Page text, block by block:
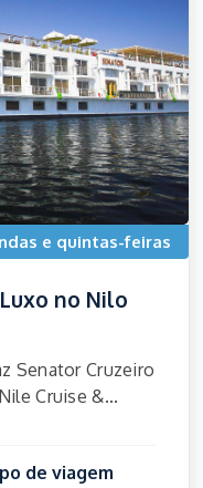
e quintas-feiras
no Nilo
Senator Cruzeiro
Cruise &...
de viagem